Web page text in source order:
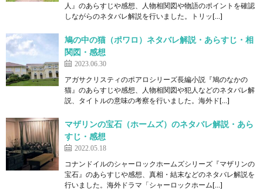
人』のあらすじや感想、人物相関図や物語のポイントを確認
しながらのネタバレ解説を行いました。トリッ[…]
鳩の中の猫（ポワロ）ネタバレ解説・あらすじ・相
関図・感想
2023.06.30
アガサクリスティのポアロシリーズ長編小説『鳩のなかの
猫』のあらすじや感想、人物相関図や犯人などのネタバレ解
説、タイトルの意味の考察を行いました。海外ド[…]
マザリンの宝石（ホームズ）のネタバレ解説・あら
すじ・感想
2022.05.18
コナンドイルのシャーロックホームズシリーズ『マザリンの
宝石』のあらすじや感想、真相・結末などのネタバレ解説を
行いました。海外ドラマ「シャーロックホーム[…]